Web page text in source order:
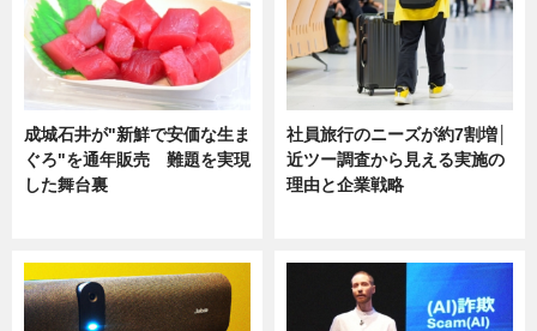
成城石井が"新鮮で安価な生ま
ぐろ"を通年販売 難題を実現
した舞台裏
社員旅行のニーズが約7割増│
近ツー調査から見える実施の
理由と企業戦略